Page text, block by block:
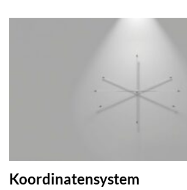
Koordinatensystem